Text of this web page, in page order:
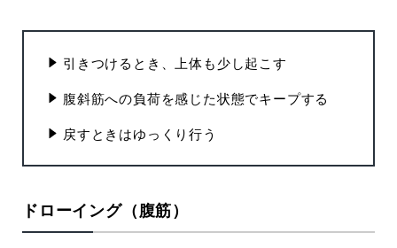
引きつけるとき、上体も少し起こす
腹斜筋への負荷を感じた状態でキープする
戻すときはゆっくり行う
ドローイング（腹筋）